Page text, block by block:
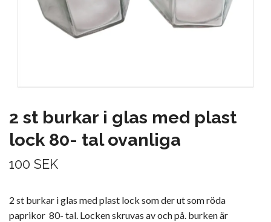
2 st burkar i glas med plast
lock 80- tal ovanliga
100 SEK
2 st burkar i glas med plast lock som der ut som röda
paprikor 80- tal. Locken skruvas av och på. burken är